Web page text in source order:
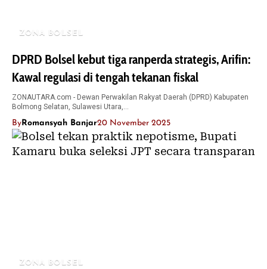
ZONA BOLSEL
DPRD Bolsel kebut tiga ranperda strategis, Arifin:
Kawal regulasi di tengah tekanan fiskal
ZONAUTARA.com - Dewan Perwakilan Rakyat Daerah (DPRD) Kabupaten
Bolmong Selatan, Sulawesi Utara,…
By Romansyah Banjar20 November 2025
ZONA BOLSEL